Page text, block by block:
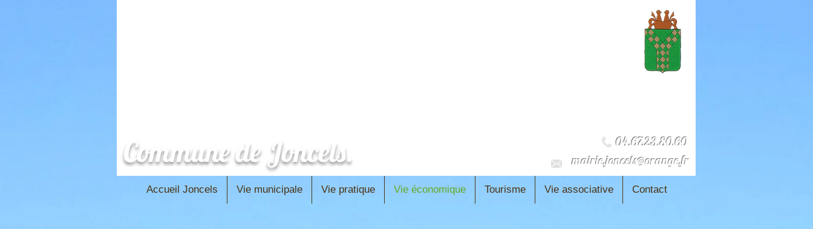
04.67.23.80.60
mairie.joncels@orange.fr
Commune de Joncels.
Accueil Joncels Vie municipale Vie pratique Vie économique Tourisme Vie associative Contact